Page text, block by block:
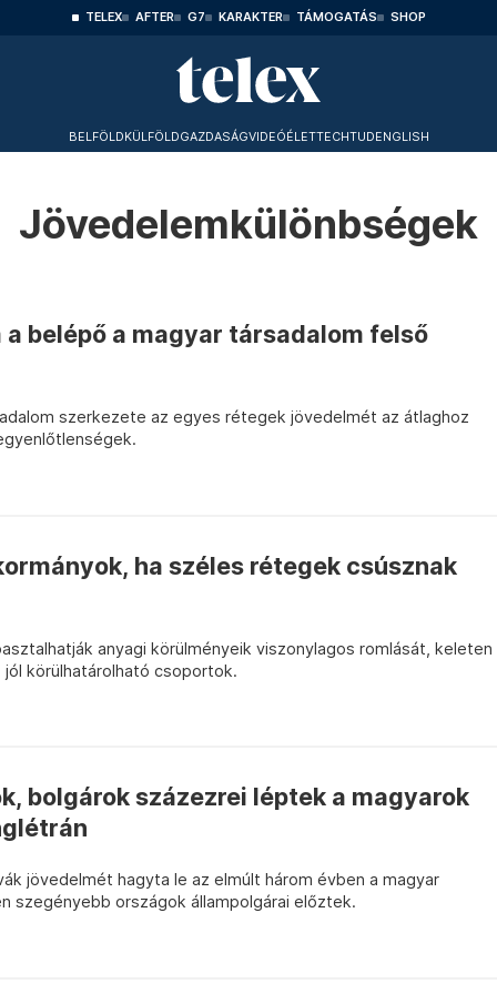
TELEX AFTER G7 KARAKTER TÁMOGATÁS SHOP
BELFÖLDKÜLFÖLDGAZDASÁGVIDEÓÉLETTECHTUDENGLISH
Jövedelemkülönbségek
belépő a magyar társadalom felső
szerkezete az egyes rétegek jövedelmét az átlaghoz
ha széles rétegek csúsznak
anyagi körülményeik viszonylagos romlását, keleten
körülhatárolható csoportok.
bolgárok százezrei léptek a magyarok
jövedelmét hagyta le az elmúlt három évben a magyar
szegényebb országok állampolgárai előztek.